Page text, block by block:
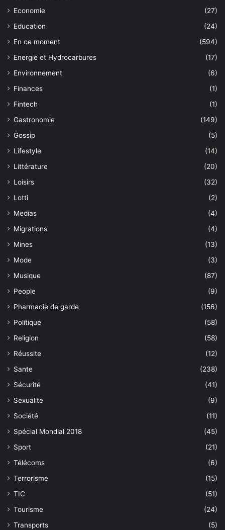
Economie
(27)
Education
(24)
En ce moment
(594)
Energie et Hydrocarbures
(17)
Environnement
(6)
Finances
(1)
Fintech
(1)
Gastronomie
(149)
Gossip
(5)
Lifestyle
(14)
Littérature
(20)
Loisirs
(32)
Lotti
(2)
Medias
(4)
Migrations
(4)
Mines
(13)
Mode
(3)
Musique
(87)
People
(9)
Pharmacie de garde
(156)
Politique
(58)
Religion
(58)
Réussite
(12)
Sante
(238)
Sécurité
(41)
Sexualite
(9)
Société
(11)
Spécial Mondial 2018
(45)
Sport
(21)
Télécoms
(6)
Terrorisme
(15)
TIC
(51)
Tourisme
(24)
Transports
(5)